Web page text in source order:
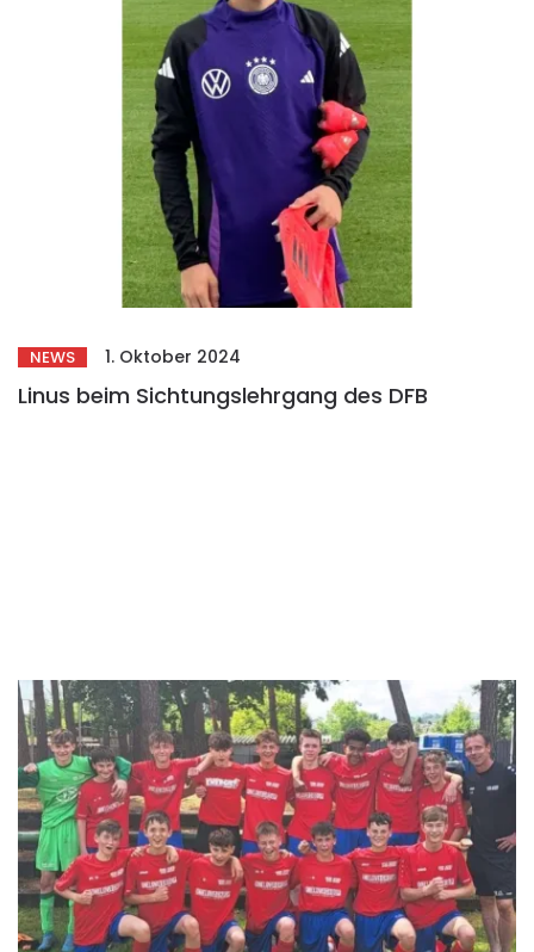
NEWS 1. Oktober 2024
Linus beim Sichtungslehrgang des DFB